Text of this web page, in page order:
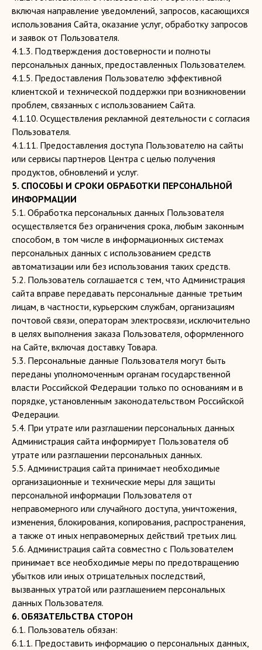
включая направление уведомлений, запросов, касающихся
использования Сайта, оказание услуг, обработку запросов
и заявок от Пользователя.
4.1.3. Подтверждения достоверности и полноты
персональных данных, предоставленных Пользователем.
4.1.5. Предоставления Пользователю эффективной
клиентской и технической поддержки при возникновении
проблем, связанных с использованием Сайта.
4.1.10. Осуществления рекламной деятельности с согласия
Пользователя.
4.1.11. Предоставления доступа Пользователю на сайты
или сервисы партнеров Центра с целью получения
продуктов, обновлений и услуг.
5. СПОСОБЫ И СРОКИ ОБРАБОТКИ ПЕРСОНАЛЬНОЙ
ИНФОРМАЦИИ
5.1. Обработка персональных данных Пользователя
осуществляется без ограничения срока, любым законным
способом, в том числе в информационных системах
персональных данных с использованием средств
автоматизации или без использования таких средств.
5.2. Пользователь соглашается с тем, что Администрация
сайта вправе передавать персональные данные третьим
лицам, в частности, курьерским службам, организациям
почтовой связи, операторам электросвязи, исключительно
в целях выполнения заказа Пользователя, оформленного
на Сайте, включая доставку Товара.
5.3. Персональные данные Пользователя могут быть
переданы уполномоченным органам государственной
власти Российской Федерации только по основаниям и в
порядке, установленным законодательством Российской
Федерации.
5.4. При утрате или разглашении персональных данных
Администрация сайта информирует Пользователя об
утрате или разглашении персональных данных.
5.5. Администрация сайта принимает необходимые
организационные и технические меры для защиты
персональной информации Пользователя от
неправомерного или случайного доступа, уничтожения,
изменения, блокирования, копирования, распространения,
а также от иных неправомерных действий третьих лиц.
5.6. Администрация сайта совместно с Пользователем
принимает все необходимые меры по предотвращению
убытков или иных отрицательных последствий,
вызванных утратой или разглашением персональных
данных Пользователя.
6. ОБЯЗАТЕЛЬСТВА СТОРОН
6.1. Пользователь обязан:
6.1.1. Предоставить информацию о персональных данных,